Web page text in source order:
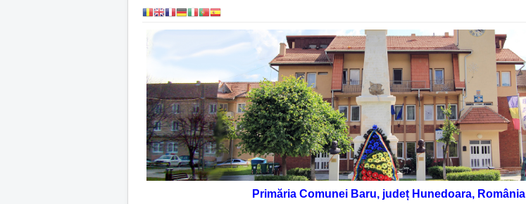
Primăria Comunei Baru, județ Hunedoara, România